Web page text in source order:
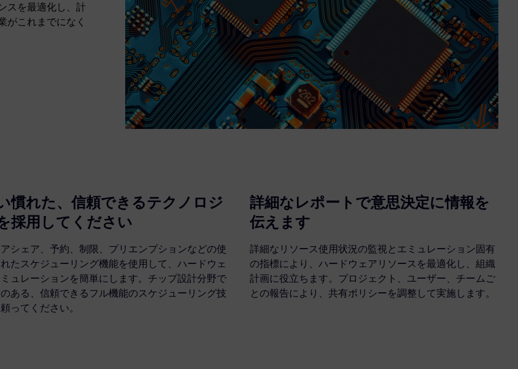
スを最適化し、計
がこれまでになく
慣れた、信頼できるテクノロジ
採用してください
シェア、予約、制限、プリエンプションなどの使
たスケジューリング機能を使用して、ハードウェ
ュレーションを簡単にします。チップ設計分野で
ある、信頼できるフル機能のスケジューリング技
ってください。
詳細なレポートで意思決定に情報を
伝えます
詳細なリソース使用状況の監視とエミュレーション固有
の指標により、ハードウェアリソースを最適化し、組織
計画に役立ちます。プロジェクト、ユーザー、チームご
との報告により、共有ポリシーを調整して実施します。